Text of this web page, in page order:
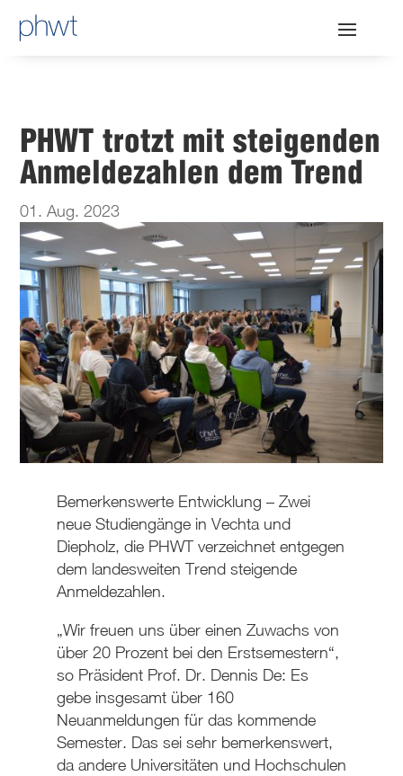
PHWT trotzt mit steigenden
Anmeldezahlen dem Trend
01. Aug. 2023
Bemerkenswerte Entwicklung – Zwei
neue Studiengänge in Vechta und
Diepholz, die PHWT verzeichnet entgegen
dem landesweiten Trend steigende
Anmeldezahlen.
„Wir freuen uns über einen Zuwachs von
über 20 Prozent bei den Erstsemestern“,
so Präsident Prof. Dr. Dennis De: Es
gebe insgesamt über 160
Neuanmeldungen für das kommende
Semester. Das sei sehr bemerkenswert,
da andere Universitäten und Hochschulen